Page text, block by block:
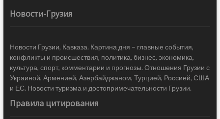
Новости-Грузия
Новости Грузии, Кавказа. Картина дня – главные события,
конфликты и происшествия, политика, бизнес, экономика,
культура, спорт, комментарии и прогнозы. Отношения Грузии с
Украиной, Арменией, Азербайджаном, Турцией, Россией, США
и ЕС. Новости туризма и достопримечательности Грузии.
Правила цитирования